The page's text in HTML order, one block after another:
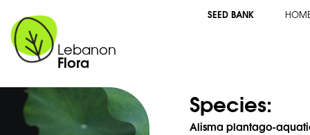
Lebanon
Flora
SEED BANK
Species:
Alisma plantago-